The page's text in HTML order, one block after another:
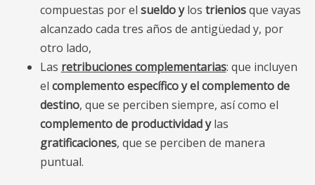
compuestas por el sueldoylos trieniosque vayas
alcanzado cada tres años de antigüedad y, por
otro lado,
Las retribuciones complementarias: que incluyen
el complemento específico y el complemento de
destino, que se perciben siempre, así como el
complemento de productividad ylas
gratificaciones, que se perciben de manera
puntual.